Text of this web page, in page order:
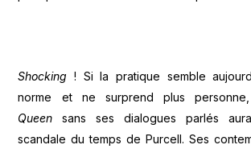
Shocking ! Si la pratique semble
norme et ne surprend plus
Queensans ses dialogues parlés
scandale du temps de Purcell. Ses